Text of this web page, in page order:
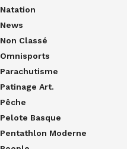
Natation
News
Non Classé
Omnisports
Parachutisme
Patinage Art.
Pêche
Pelote Basque
Pentathlon Moderne